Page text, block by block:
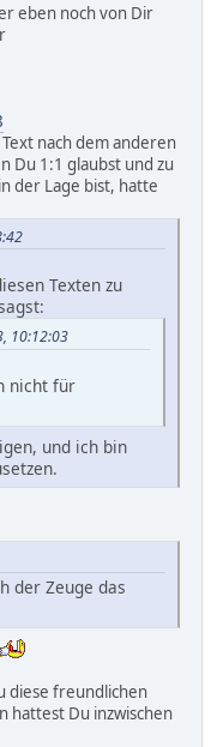
eben noch von Dir
nach dem anderen
Du 1:1 glaubst und zu
der Lage bist, hatte
Texten zu
10:12:03
nicht für
und ich bin
der Zeuge das
diese freundlichen
hattest Du inzwischen